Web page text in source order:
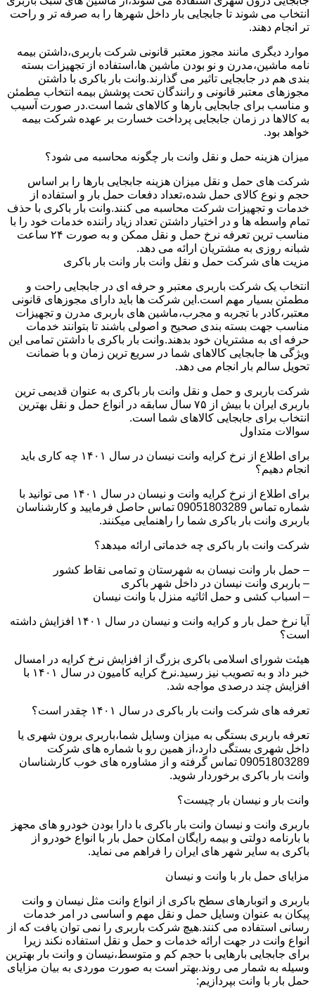
انتخاب می شوند تا جابجایی بار داخل شهرها را به صرفه تر و راحت
تر انجام دهند.
موارد دیگری مانند مجوز معتبر قانونی شرکت باربری،داشتن بیمه
نامه ماشین،مدرن و نو بودن ماشین ها،استفاده از تجهیزات بسته
بندی هم در جابجایی تاثیر می گذارند.وانت بار باکری با داشتن
مجوزهای معتبر قانونی و رانندگان تحت پوشش بیمه انتخاب مطمئن
و مناسب برای جابجایی بارها و کالاهای شما است.در صورت آسیب
به کالاها در زمان جابجایی پرداخت خسارت بر عهده شرکت بیمه
خواهد بود.
میزان هزینه حمل و نقل وانت بار چگونه محاسبه می شود؟
شرکت های حمل و نقل میزان هزینه جابجایی بارها را بر اساس
حجم و نوع کالای حمل شده،تعداد دفعات حمل بار و استفاده از
خدمات و تجهیزات شرکت محاسبه می کنند.وانت بار باکری با حذف
تمام واسطه ها و در اختیار داشتن تعداد زیاد راننده خدمات خود را با
مناسب ترین تعرفه نرخ حمل و نقل ممکن و به صورت ۲۴ ساعت
شبانه روزی به مشتریان ارائه می دهد.
مزیت های شرکت حمل و نقل وانت بار وانت بار باکری
انتخاب یک شرکت باربری معتبر و حرفه ای در جابجایی راحت و
مطمئن بسیار مهم است.این شرکت ها باید دارای مجوزهای قانونی
معتبر،کادر با تجربه و مجرب،ماشین های باربری مدرن و تجهیزات
مناسب جهت بسته بندی صحیح و اصولی باشند تا بتوانند خدمات
حرفه ای به مشتریان خود بدهند.وانت بار باکری با داشتن تمامی این
ویژگی ها جابجایی کالاهای شما در سریع ترین زمان و با ضمانت
تحویل سالم بار انجام می دهد.
شرکت باربری و حمل و نقل وانت بار باکری به عنوان قدیمی ترین
باربری ایران با بیش از ۷۵ سال سابقه در انواع حمل و نقل بهترین
انتخاب برای جابجایی کالاهای شما است.
سوالات متداول
برای اطلاع از نرخ کرایه وانت نیسان در سال ۱۴۰۱ چه کاری باید
انجام دهیم؟
برای اطلاع از نرخ کرایه وانت و نیسان در سال ۱۴۰۱ می توانید با
شماره تماس 09051803289 تماس حاصل فرمایید و کارشناسان
باربری وانت بار باکری شما را راهنمایی میکنند.
شرکت وانت بار باکری چه خدماتی ارائه میدهد؟
– حمل بار وانت نیسان به شهرستان و تمامی نقاط کشور
– باربری وانت نیسان در داخل شهر باکری
– اسباب کشی و حمل اثاثیه منزل با وانت نیسان
آیا نرخ حمل بار و کرایه وانت و نیسان در سال ۱۴۰۱ افزایش داشته
است؟
هیئت شورای اسلامی باکری بزرگ از افزایش نرخ کرایه در امسال
خبر داد و به تصویب نیز رسید.نرخ کرایه کامیون در سال ۱۴۰۱ با
افزایش چند درصدی مواجه شد.
تعرفه های شرکت وانت بار باکری در سال ۱۴۰۱ چقدر است؟
تعرفه باربری بستگی به میزان وسایل شما،باربری برون شهری یا
داخل شهری بستگی دارد،از همین رو با شماره های شرکت
09051803289 تماس گرفته و از مشاوره های خوب کارشناسان
وانت بار باکری برخوردار شوید.
وانت بار و نیسان بار چیست؟
باربری وانت و نیسان وانت بار باکری با دارا بودن خودرو های مجهز
با بارنامه دولتی و بیمه رایگان امکان حمل بار با انواع خودرو از
باکری به سایر شهر های ایران را فراهم می نماید.
مزایای حمل بار با وانت و نیسان
باربری و اتوبارهای سطح باکری از انواع وانت مثل نیسان و وانت
پیکان به عنوان وسایل حمل و نقل مهم و اساسی در امر خدمات
رسانی استفاده می کنند.هیچ شرکت باربری را نمی توان یافت که از
انواع وانت در جهت ارائه خدمات و حمل و نقل استفاده نکند زیرا
برای جابجایی بارهایی با حجم کم و متوسط،نیسان و وانت بار بهترین
وسیله به شمار می روند.بهتر است به صورت موردی به بیان مزایای
حمل بار با وانت بپردازیم: